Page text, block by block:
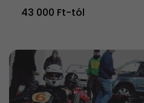
43 000 Ft-tól